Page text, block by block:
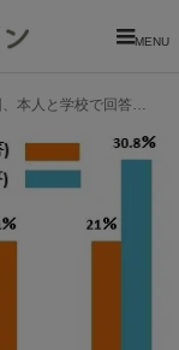
MENU
で回答に差がある現状を問い直したい